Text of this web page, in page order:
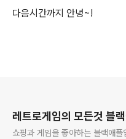
다음시간까지 안녕~!
레트로게임의 모든것 블
쇼핑과 게임을 좋아하는 블랙애플